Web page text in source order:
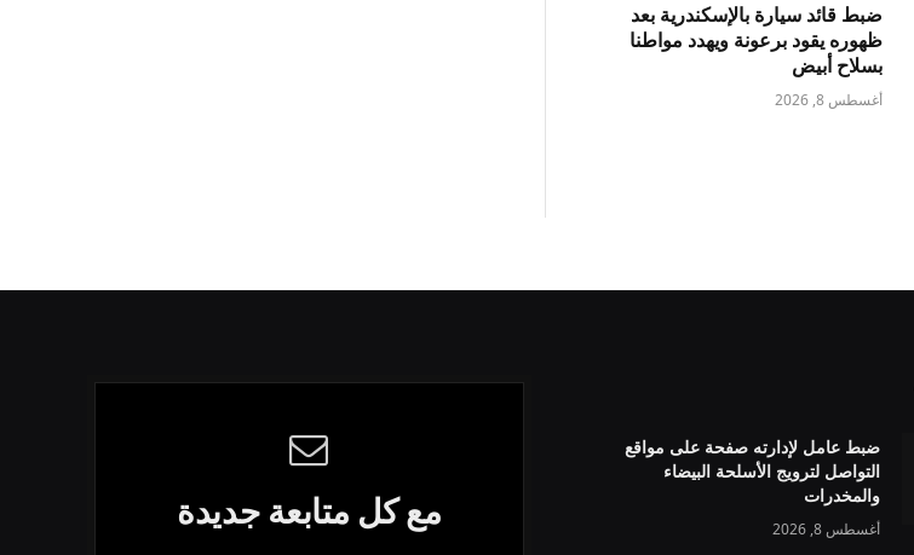
ضبط قائد سيارة بالإسكندرية بعد
ظهوره يقود برعونة ويهدد مواطنا
بسلاح أبيض
أغسطس 8, 2026
ضبط عامل لإدارته صفحة على مواقع
التواصل لترويج الأسلحة البيضاء
والمخدرات
أغسطس 8, 2026 مع كل متابعة جديدة